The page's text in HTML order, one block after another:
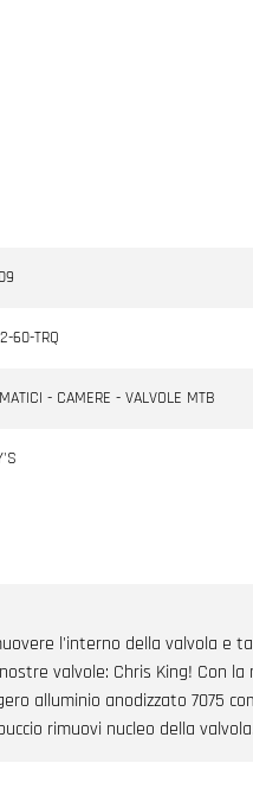
60-TRQ
- CAMERE - VALVOLE MTB
l'interno della valvola e
valvole: Chris King! Con
alluminio anodizzato 7075
rimuovi nucleo della valvola.